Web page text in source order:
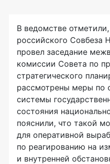
В ведомстве
российского Совбеза
провел заседание
комиссии Совета по
стратегического
рассмотрены меры по
системы
состояния
пояснили, что такой
для оперативной
по реагированию на
и внутренней